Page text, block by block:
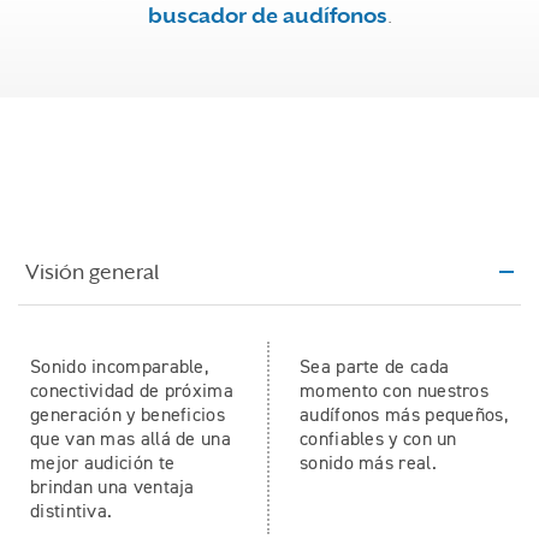
buscador de audífonos
Visión general
Sonido incomparable,
conectividad de próxima
generación y beneficios
que van mas allá de una
mejor audición te
brindan una ventaja
distintiva.
Sea parte de cada
momento con nuestros
audífonos más pequeños,
confiables y con un
sonido más real.